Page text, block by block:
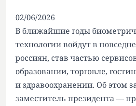
02/06/2026
В ближайшие годы
технологии войдут в
россиян, став частью
образовании, торговле,
и здравоохранении. Об этом
заместитель президента —